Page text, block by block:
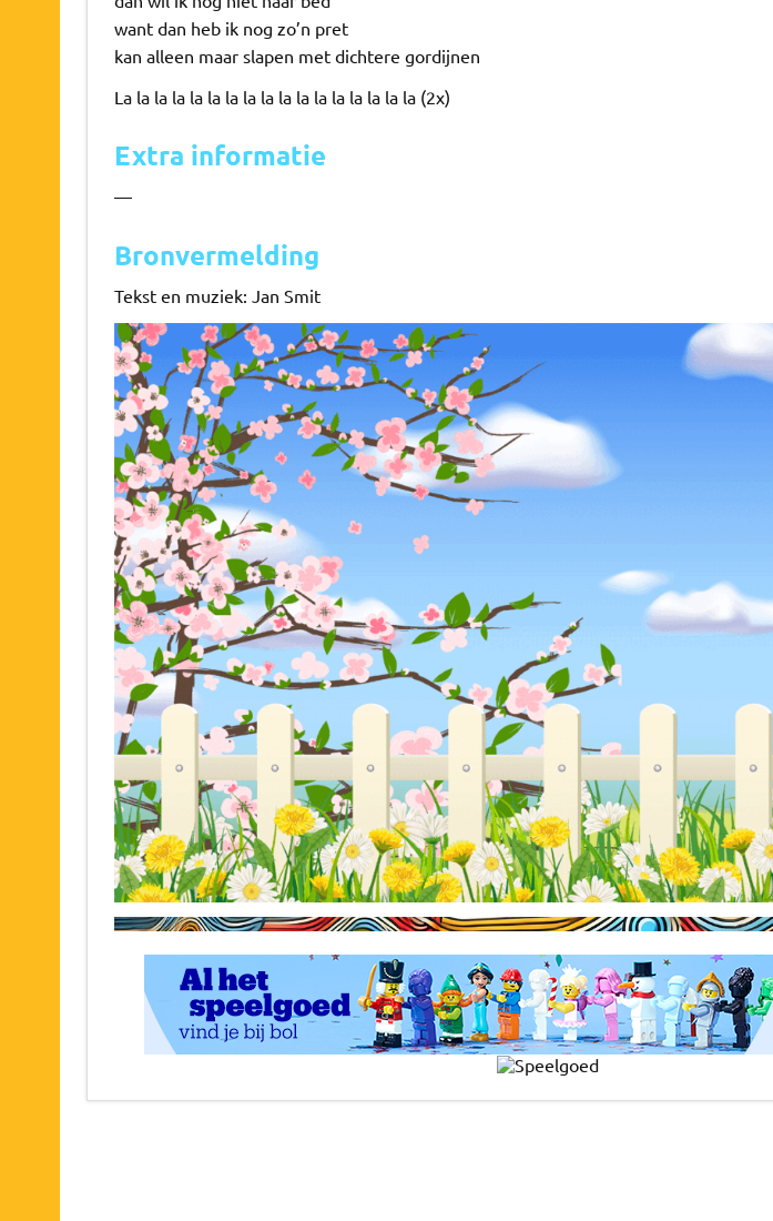
want dan heb ik nog zo’n pret
kan alleen maar slapen met dichtere gordijnen
La la la la la la la la la la la la la la la la la (2x)
Extra informatie
—
Bronvermelding
Tekst en muziek: Jan Smit